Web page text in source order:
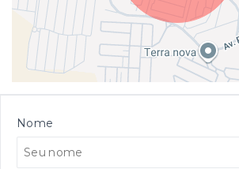
Nome